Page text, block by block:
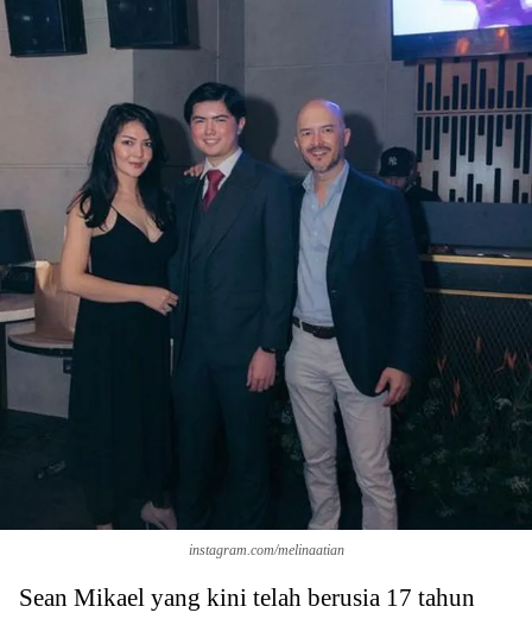
instagram.com/melinaatian
Sean Mikael yang kini telah berusia 17 tahun